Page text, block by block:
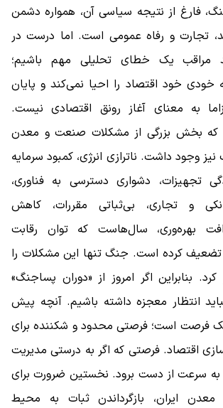
فارغ از نتیجه سیاسی آن، همواره دشمن
تجارت و رفاه عمومی است. اما درست در
مراقب یک خطای تحلیلی مهم باشیم؛
خودی خود اقتصاد را احیا نمی‌کند و پایان
به معنای آغاز رونق اقتصادی نیست.
که بخش بزرگی از مشکلات صنعت و معدن
وجود داشت. ناترازی انرژی، کمبود سرمایه
تجهیزات، دشواری دسترسی به فناوری،
و تجاری، بی‌ثباتی مقررات، کاهش
بهره‌وری، سال‌هاست که توان رقابت
تضعیف کرده است. جنگ تنها این مشکلات را
بنابراین اگر امروز از «دوران پساجنگ»
انتظار معجزه داشته باشیم. آنچه پیش
یک فرصت است؛ فرصتی محدود و شکننده برای
اقتصاد. فرصتی که اگر به درستی مدیریت
سرعت از دست برود. نخستین ضرورت برای
ایران، بازگرداندن ثبات به محیط